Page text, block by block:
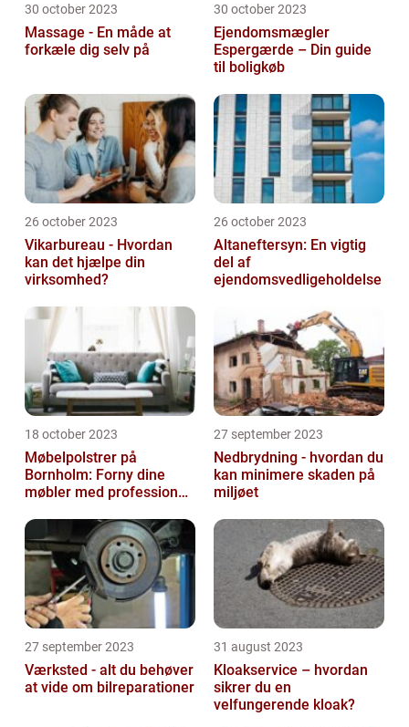
30 october 2023
Massage - En måde at
forkæle dig selv på
30 october 2023
Ejendomsmægler
Espergærde – Din guide
til boligkøb
26 october 2023
Vikarbureau - Hvordan
kan det hjælpe din
virksomhed?
26 october 2023
Altaneftersyn: En vigtig
del af
ejendomsvedligeholdelse
18 october 2023
Møbelpolstrer på
Bornholm: Forny dine
møbler med professionel
27 september 2023
Nedbrydning - hvordan du
kan minimere skaden på
miljøet
27 september 2023
Værksted - alt du behøver
at vide om bilreparationer
31 august 2023
Kloakservice – hvordan
sikrer du en
velfungerende kloak?